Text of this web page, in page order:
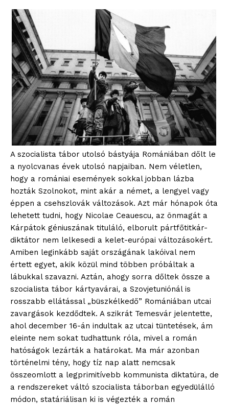
A szocialista tábor utolsó bástyája Romániában dőlt le
a nyolcvanas évek utolsó napjaiban. Nem véletlen,
hogy a romániai események sokkal jobban lázba
hozták Szolnokot, mint akár a német, a lengyel vagy
éppen a csehszlovák változások. Azt már hónapok óta
lehetett tudni, hogy Nicolae Ceauescu, az önmagát a
Kárpátok géniuszának tituláló, elborult pártfőtitkár-
diktátor nem lelkesedi a kelet-európai változásokért.
Amiben leginkább saját országának lakóival nem
értett egyet, akik közül mind többen próbáltak a
lábukkal szavazni. Aztán, ahogy sorra dőltek össze a
szocialista tábor kártyavárai, a Szovjetuniónál is
rosszabb ellátással „büszkélkedő” Romániában utcai
zavargások kezdődtek. A szikrát Temesvár jelentette,
ahol december 16-án indultak az utcai tüntetések, ám
eleinte nem sokat tudhattunk róla, mivel a román
hatóságok lezárták a határokat. Ma már azonban
történelmi tény, hogy tíz nap alatt nemcsak
összeomlott a legprimitívebb kommunista diktatúra, de
a rendszereket váltó szocialista táborban egyedülálló
módon, statáriálisan ki is végezték a román